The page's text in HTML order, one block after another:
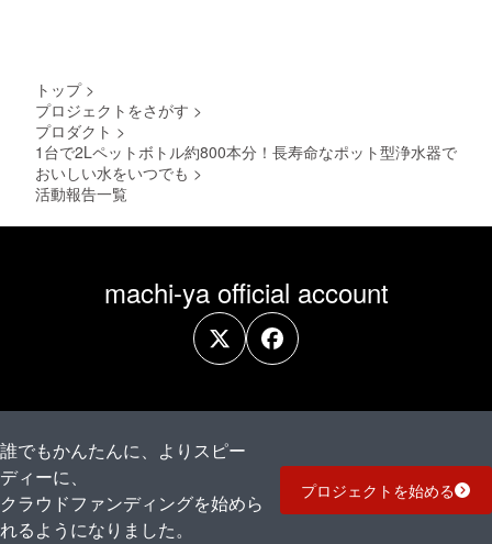
トップ >
プロジェクトをさがす >
プロダクト >
1台で2Lペットボトル約800本分！長寿命なポット型浄水器で
おいしい水をいつでも >
活動報告一覧
machi-ya official account
誰でもかんたんに、よりスピー
ディーに、
クラウドファンディングを始めら
れるようになりました。
プロジェクトを始める